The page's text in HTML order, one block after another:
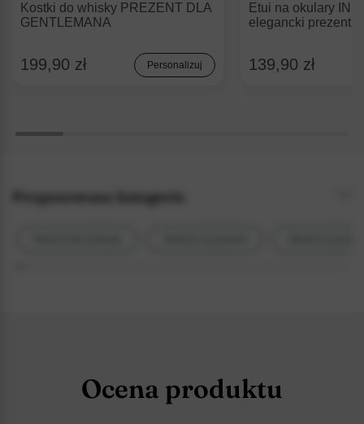
Kostki do whisky PREZENT DLA
GENTLEMANA
199,90 zł Personalizuj
Etui na okulary
elegancki prezent
139,90 zł
Proponowane kategorie
Ocena produktu